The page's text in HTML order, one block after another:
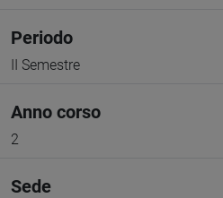
Periodo
II Semestre
Anno corso
2
Sede